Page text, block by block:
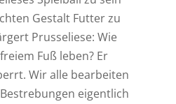
Gestalt Futter zu
Prusseliese: Wie
Fuß leben? Er
Wir alle bearbeiten
eigentlich